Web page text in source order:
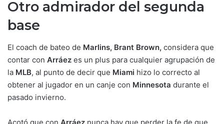
Otro admirador del segunda
base
El coach de bateo de Marlins, Brant Brown, considera que
contar con Arráez es un plus para cualquier agrupación de
la MLB, al punto de decir que Miami hizo lo correcto al
obtener al jugador en un canje con Minnesota durante el
pasado invierno.